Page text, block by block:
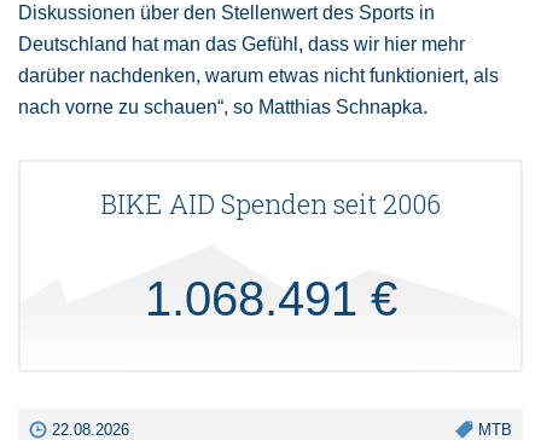
Diskussionen über den Stellenwert des Sports in
Deutschland hat man das Gefühl, dass wir hier mehr
darüber nachdenken, warum etwas nicht funktioniert, als
nach vorne zu schauen“, so Matthias Schnapka.
BIKE AID Spenden seit 2006
1.068.491 €
22.08.2026 MTB